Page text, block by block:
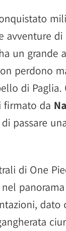
avventure di
un grande
perdono
di Paglia.
firmato da
passare
di One
dato